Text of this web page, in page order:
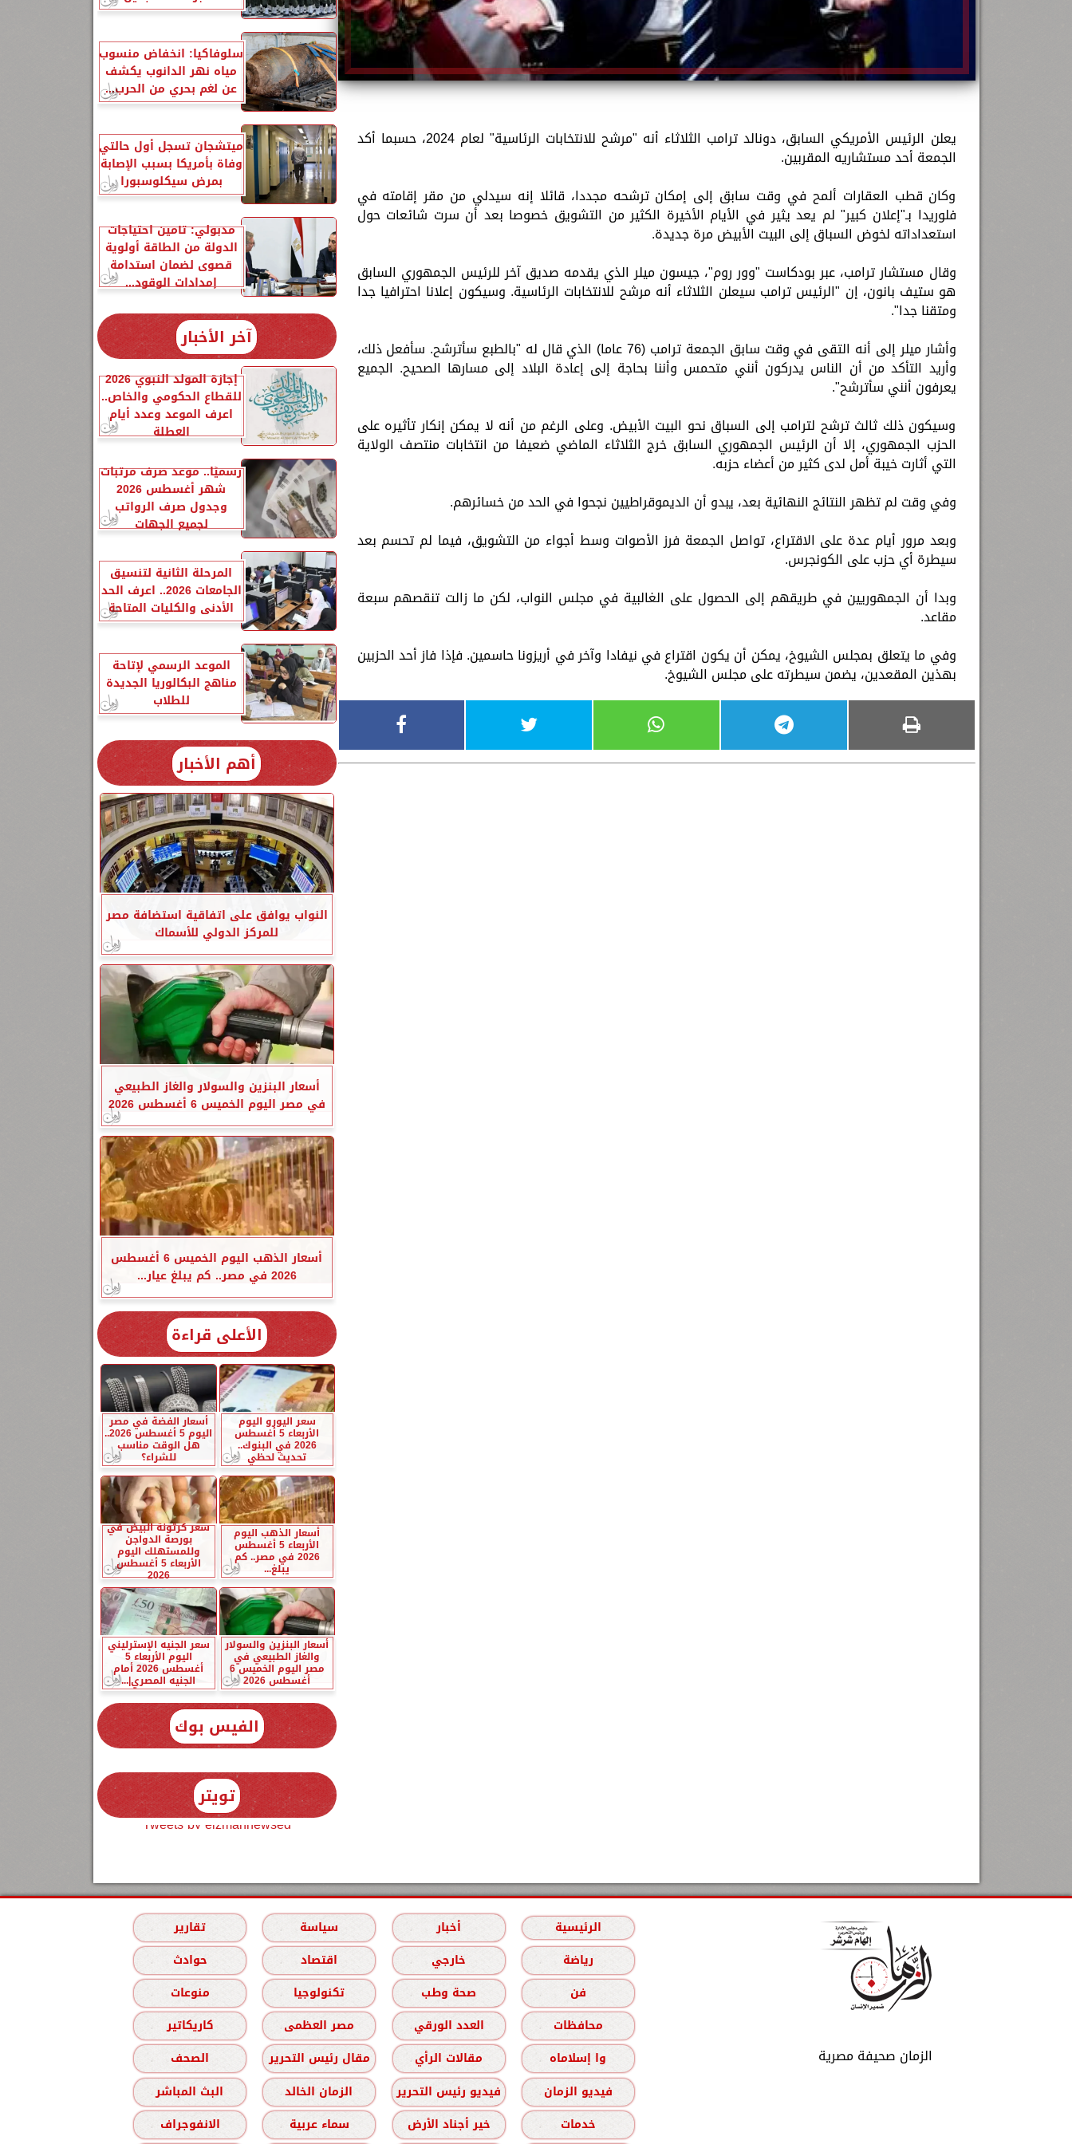
يعلن الرئيس الأمريكي السابق، دونالد ترامب الثلاثاء أنه "مرشح للانتخابات الرئاسية" لعام 2024، حسبما أكد
الجمعة أحد مستشاريه المقربين.
وكان قطب العقارات ألمح في وقت سابق إلى إمكان ترشحه مجددا، قائلا إنه سيدلي من مقر إقامته في
فلوريدا بـ"إعلان كبير" لم يعد يثير في الأيام الأخيرة الكثير من التشويق خصوصا بعد أن سرت شائعات حول
استعداداته لخوض السباق إلى البيت الأبيض مرة جديدة.
وقال مستشار ترامب، عبر بودكاست "وور روم"، جيسون ميلر الذي يقدمه صديق آخر للرئيس الجمهوري السابق
هو ستيف بانون، إن "الرئيس ترامب سيعلن الثلاثاء أنه مرشح للانتخابات الرئاسية. وسيكون إعلانا احترافيا جدا
ومتقنا جدا".
وأشار ميلر إلى أنه التقى في وقت سابق الجمعة ترامب (76 عاما) الذي قال له "بالطبع سأترشح. سأفعل ذلك،
وأريد التأكد من أن الناس يدركون أنني متحمس وأننا بحاجة إلى إعادة البلاد إلى مسارها الصحيح. الجميع
يعرفون أنني سأترشح".
وسيكون ذلك ثالث ترشح لترامب إلى السباق نحو البيت الأبيض. وعلى الرغم من أنه لا يمكن إنكار تأثيره على
الحزب الجمهوري، إلا أن الرئيس الجمهوري السابق خرج الثلاثاء الماضي ضعيفا من انتخابات منتصف الولاية
التي أثارت خيبة أمل لدى كثير من أعضاء حزبه.
وفي وقت لم تظهر النتائج النهائية بعد، يبدو أن الديموقراطيين نجحوا في الحد من خسائرهم.
وبعد مرور أيام عدة على الاقتراع، تواصل الجمعة فرز الأصوات وسط أجواء من التشويق، فيما لم تحسم بعد
سيطرة أي حزب على الكونجرس.
وبدا أن الجمهوريين في طريقهم إلى الحصول على الغالبية في مجلس النواب، لكن ما زالت تنقصهم سبعة
مقاعد.
وفي ما يتعلق بمجلس الشيوخ، يمكن أن يكون اقتراع في نيفادا وآخر في أريزونا حاسمين. فإذا فاز أحد الحزبين
بهذين المقعدين، يضمن سيطرته على مجلس الشيوخ.
سلوفاكيا: انخفاض منسوب
مياه نهر الدانوب يكشف
عن لغم بحري من الحرب...
ميتشجان تسجل أول حالتي
وفاة بأمريكا بسبب الإصابة
بمرض سيكلوسبورا
مدبولي: تأمين احتياجات
الدولة من الطاقة أولوية
قصوى لضمان استدامة
إمدادات الوقود...
آخر الأخبار
إجازة المولد النبوي 2026
للقطاع الحكومي والخاص..
اعرف الموعد وعدد أيام
العطلة
رسميًا.. موعد صرف مرتبات
شهر أغسطس 2026
وجدول صرف الرواتب
لجميع الجهات
المرحلة الثانية لتنسيق
الجامعات 2026.. اعرف الحد
الأدنى والكليات المتاحة
الموعد الرسمي لإتاحة
مناهج البكالوريا الجديدة
للطلاب
أهم الأخبار
النواب يوافق على اتفاقية استضافة مصر
للمركز الدولي للأسماك
أسعار البنزين والسولار والغاز الطبيعي
في مصر اليوم الخميس 6 أغسطس 2026
أسعار الذهب اليوم الخميس 6 أغسطس
2026 في مصر.. كم يبلغ عيار...
الأعلى قراءة
سعر اليورو اليوم
الأربعاء 5 أغسطس
2026 في البنوك..
تحديث لحظي
أسعار الفضة في مصر
اليوم 5 أغسطس 2026..
هل الوقت مناسب
للشراء؟
أسعار الذهب اليوم
الأربعاء 5 أغسطس
2026 في مصر.. كم
يبلغ...
سعر كرتونة البيض في
بورصة الدواجن
وللمستهلك اليوم
الأربعاء 5 أغسطس
2026
أسعار البنزين والسولار
والغاز الطبيعي في
مصر اليوم الخميس 6
أغسطس 2026
سعر الجنيه الإسترليني
اليوم الأربعاء 5
أغسطس 2026 أمام
الجنيه المصري|...
الفيس بوك
تويتر
Tweets by elzmannewseg
الزمان صحيفة مصرية
الرئيسية أخبار سياسة
تقارير
رياضة
خارجي اقتصاد
حوادث
فن
صحة وطب تكنولوجيا
منوعات
محافظات
العدد الورقي مصر العظمى
كاريكاتير
وا إسلاماه
مقالات الرأي مقال رئيس التحرير
الصحف
فيديو الزمان
فيديو رئيس التحرير الزمان الخالد
البث المباشر
خدمات
خير أجناد الأرض سماء عربية الانفوجراف